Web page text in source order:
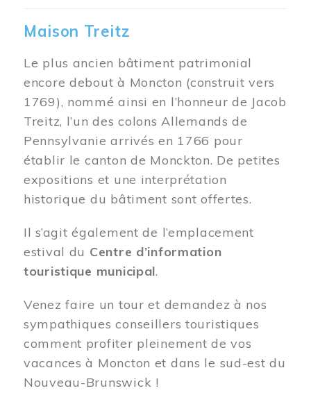
Maison Treitz
Le plus ancien bâtiment patrimonial
encore debout à Moncton (construit vers
1769), nommé ainsi en l’honneur de Jacob
Treitz, l’un des colons Allemands de
Pennsylvanie arrivés en 1766 pour
établir le canton de Monckton. De petites
expositions et une interprétation
historique du bâtiment sont offertes.
Il s’agit également de l’emplacement
estival du Centre d’information
touristique municipal.
Venez faire un tour et demandez à nos
sympathiques conseillers touristiques
comment profiter pleinement de vos
vacances à Moncton et dans le sud-est du
Nouveau-Brunswick !